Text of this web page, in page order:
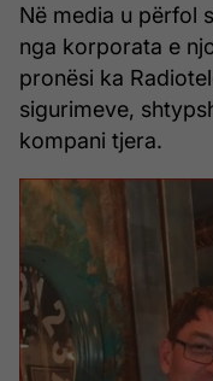
Në media u përfol
nga korporata e
pronësi ka
sigurimeve,
kompani tjera.